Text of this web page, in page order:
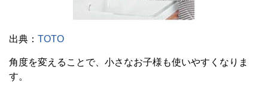
出典： TOTO
角度を変えることで、小さなお子様も使いやすくなりま
す。